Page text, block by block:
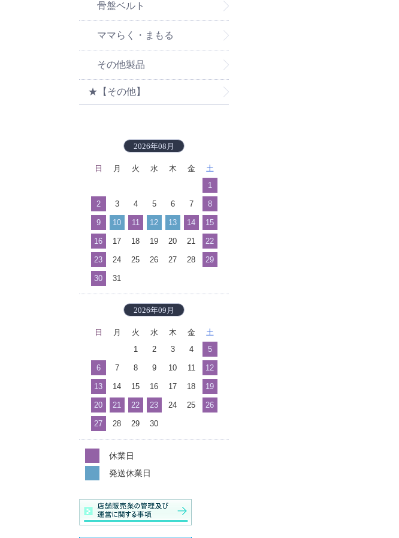
骨盤ベルト
ママらく・まもる
その他製品
★【その他】
2026年08月
日 月 火 水 木 金
土
1
2 3 4 5 6 7 8
9 10 11 12 13 14 15
16 17 18 19 20 21 22
23 24 25 26 27 28 29
30 31
2026年09月
日 月 火 水 木 金
土
1
2 3 4 5
6 7 8 9 10 11 12
13 14 15 16 17 18 19
20 21 22 23 24 25 26
27 28 29 30
休業日
発送休業日